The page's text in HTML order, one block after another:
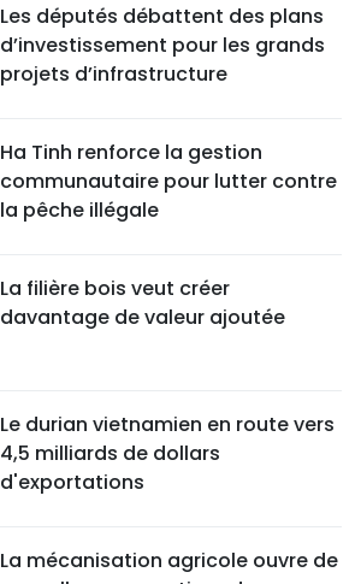
Les députés débattent des plans
d’investissement pour les grands
projets d’infrastructure
Ha Tinh renforce la gestion
communautaire pour lutter contre
la pêche illégale
La filière bois veut créer
davantage de valeur ajoutée
Le durian vietnamien en route vers
4,5 milliards de dollars
d'exportations
La mécanisation agricole ouvre de